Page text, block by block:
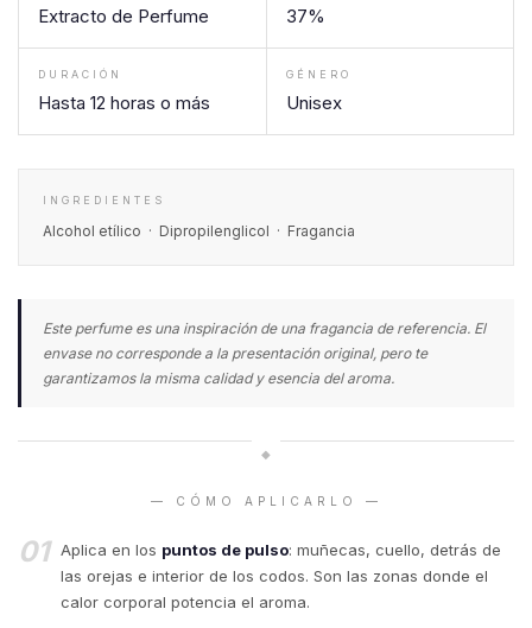
Extracto de Perfume 37%
DURACIÓN
Hasta 12 horas o más
GÉNERO
Unisex
INGREDIENTES
Alcohol etílico · Dipropilenglicol · Fragancia
Este perfume es una inspiración de una fragancia de referencia. El
envase no corresponde a la presentación original, pero te
garantizamos la misma calidad y esencia del aroma.
◆
— CÓMO APLICARLO —
01 Aplica en los puntos de pulso: muñecas, cuello, detrás de
las orejas e interior de los codos. Son las zonas donde el
calor corporal potencia el aroma.